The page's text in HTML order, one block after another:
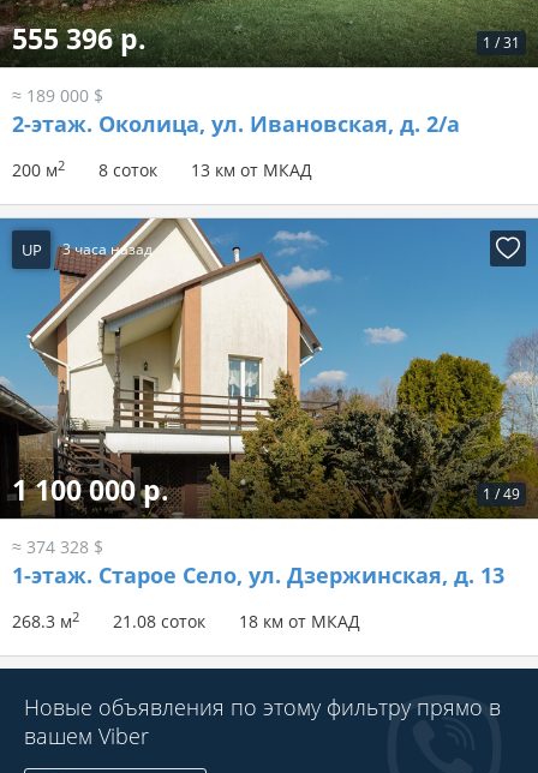
1 /31
555 396 р.
≈ 189 000 $
2-этаж. Околица, ул. Ивановская, д. 2/а
200 м2 8 соток 13 км от МКАД
UP 3 часа назад
1 /49
1 100 000 р.
≈ 374 328 $
1-этаж. Старое Село, ул. Дзержинская, д. 13
268.3 м2 21.08 соток 18 км от МКАД
Новые объявления по этому фильтру прямо в
вашем Viber